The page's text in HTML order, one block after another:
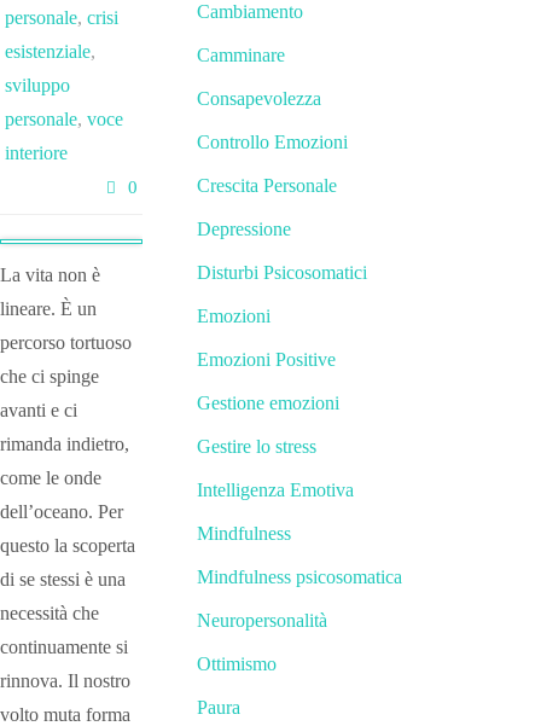
personale, crisi
esistenziale,
sviluppo
personale, voce
interiore
0
La vita non è
lineare. È un
percorso tortuoso
che ci spinge
avanti e ci
rimanda indietro,
come le onde
dell’oceano. Per
questo la scoperta
di se stessi è una
necessità che
continuamente si
rinnova. Il nostro
volto muta forma
Cambiamento
Camminare
Consapevolezza
Controllo Emozioni
Crescita Personale
Depressione
Disturbi Psicosomatici
Emozioni
Emozioni Positive
Gestione emozioni
Gestire lo stress
Intelligenza Emotiva
Mindfulness
Mindfulness psicosomatica
Neuropersonalità
Ottimismo
Paura